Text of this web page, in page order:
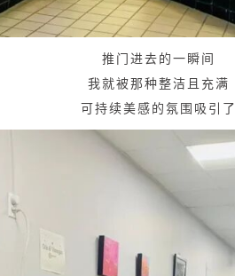
推门进去的一瞬间
我就被那种整洁且充满
可持续美感的氛围吸引了